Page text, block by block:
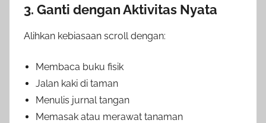
3. Ganti dengan Aktivitas Nyata
Alihkan kebiasaan scroll dengan:
Membaca buku fisik
Jalan kaki di taman
Menulis jurnal tangan
Memasak atau merawat tanaman